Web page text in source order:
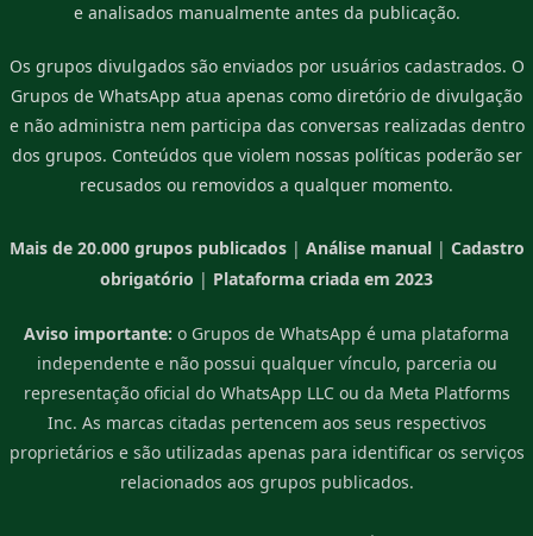
e analisados manualmente antes da publicação.
Os grupos divulgados são enviados por usuários cadastrados. O
Grupos de WhatsApp atua apenas como diretório de divulgação
e não administra nem participa das conversas realizadas dentro
dos grupos. Conteúdos que violem nossas políticas poderão ser
recusados ou removidos a qualquer momento.
Mais de 20.000 grupos publicados| Análise manual| Cadastro
obrigatório | Plataforma criada em 2023
Aviso importante: o Grupos de WhatsApp é uma plataforma
independente e não possui qualquer vínculo, parceria ou
representação oficial do WhatsApp LLC ou da Meta Platforms
Inc. As marcas citadas pertencem aos seus respectivos
proprietários e são utilizadas apenas para identificar os serviços
relacionados aos grupos publicados.